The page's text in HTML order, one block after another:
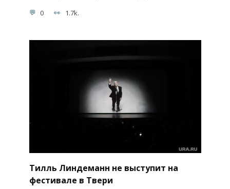
0 1.7k.
Тилль Линдеманн не выступит на
фестивале в Твери